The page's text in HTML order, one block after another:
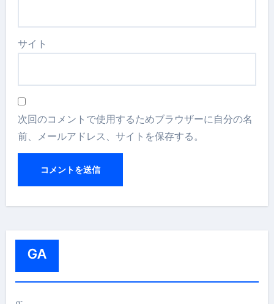
サイト
次回のコメントで使用するためブラウザーに自分の名
前、メールアドレス、サイトを保存する。
GA